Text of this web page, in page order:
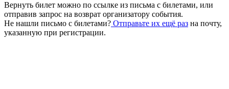
Вернуть билет можно по ссылке из письма с билетами, или
отправив запрос на возврат организатору события.
Не нашли письмо с билетами? Отправьте их ещё раз на почту,
указанную при регистрации.